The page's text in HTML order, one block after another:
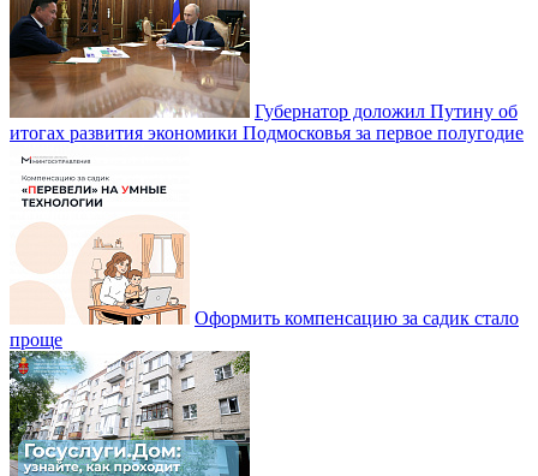
Губернатор доложил Путину об
итогах развития экономики Подмосковья за первое полугодие
Оформить компенсацию за садик стало
проще